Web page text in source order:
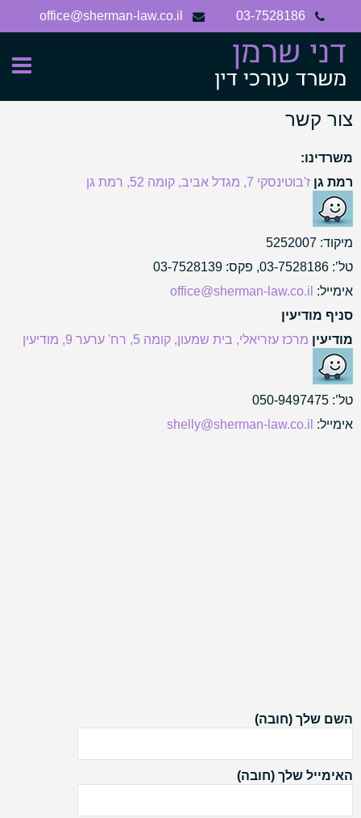
03-7528186
office@sherman-law.co.il
צור קשר
משרדינו:
רמת גן ז'בוטינסקי 7, מגדל אביב, קומה 52, רמת גן
מיקוד: 5252007
טל’: 03-7528186, פקס: 03-7528139
אימייל: office@sherman-law.co.il
סניף מודיעין
מודיעין מרכז עזריאלי, בית שמעון, קומה 5, רח' ערער 9, מודיעין
טל’: 050-9497475
אימייל: shelly@sherman-law.co.il
השם שלך (חובה)
האימייל שלך (חובה)